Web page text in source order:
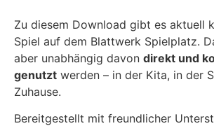
Zu diesem Download gibt es aktuell
Spiel auf dem Blattwerk Spielplatz.
aber unabhängig davon direkt und
genutzt werden – in der Kita, in der
Zuhause.
Bereitgestellt mit freundlicher